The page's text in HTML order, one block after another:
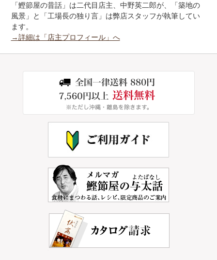
「鰹節屋の昔話」は二代目店主、中野英二郎が、「築地の
風景」と「工場長の独り言」は弊店スタッフが執筆してい
ます。
→詳細は「店主プロフィール」へ